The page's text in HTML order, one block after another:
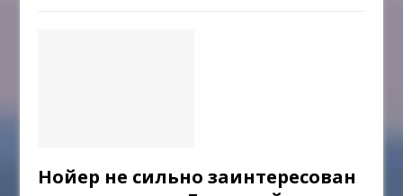
Нойер не сильно заинтересован